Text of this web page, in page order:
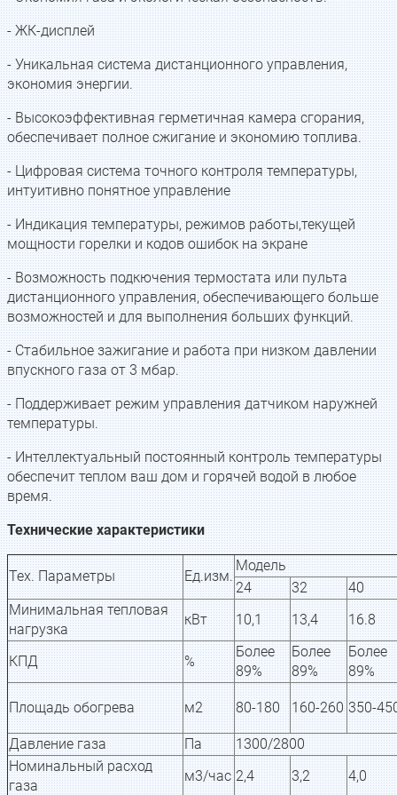
- ЖК-дисплей
- Уникальная система дистанционного управления,
экономия энергии.
- Высокоэффективная герметичная камера сгорания,
обеспечивает полное сжигание и экономию топлива.
- Цифровая система точного контроля температуры,
интуитивно понятное управление
- Индикация температуры, режимов работы,текущей
мощности горелки и кодов ошибок на экране
- Возможность подкючения термостата или пульта
дистанционного управления, обеспечивающего больше
возможностей и для выполнения больших функций.
- Стабильное зажигание и работа при низком давлении
впускного газа от 3 мбар.
- Поддерживает режим управления датчиком наружней
температуры.
- Интеллектуальный постоянный контроль температуры
обеспечит теплом ваш дом и горячей водой в любое
время.
Технические характеристики
Тех. Параметры Ед.изм.
Модель
24
32
40
Минимальная тепловая
нагрузка
кВт 10,1 13,4 16.8
КПД %
Более
89%
Более
89%
Более
89%
Площадь обогрева м2 80-180 160-260 350-
Давление газа Па
1300/2800
Номинальный расход
газа
м3/час 2,4 3,2
4,0